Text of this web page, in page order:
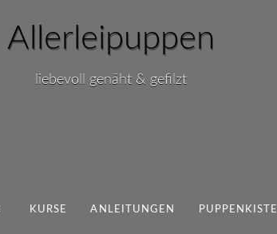
Allerleipuppen
liebevoll genäht & gefilzt
KURSE ANLEITUNGEN PUPPENKISTE